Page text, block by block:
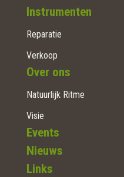
Instrumenten
Reparatie
Verkoop
Over ons
Natuurlijk Ritme
Visie
Events
Nieuws
Links